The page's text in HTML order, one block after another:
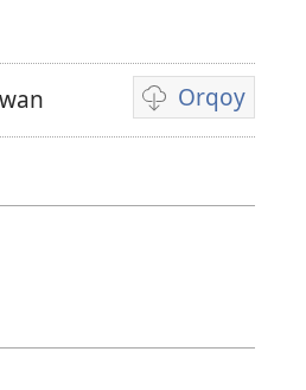
Orqoy
Videopi
grabasqakunata